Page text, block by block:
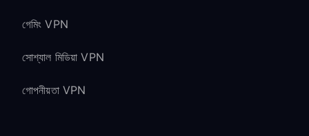
গেমিং VPN
সোশ্যাল মিডিয়া VPN
গোপনীয়তা VPN